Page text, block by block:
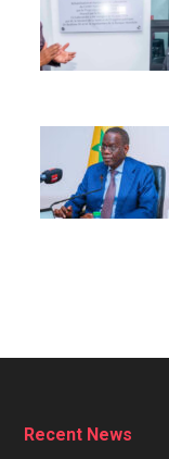
Recent News